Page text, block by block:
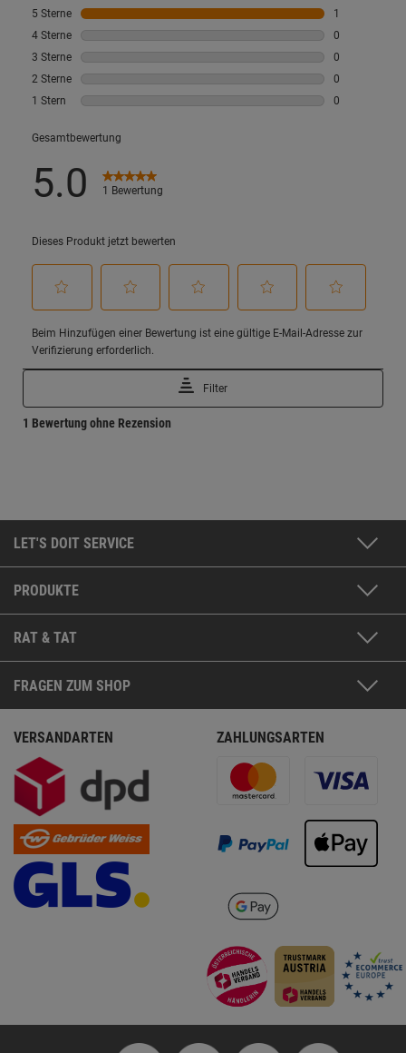
LET'S DOIT SERVICE
PRODUKTE
RAT & TAT
FRAGEN ZUM SHOP
VERSANDARTEN ZAHLUNGSARTEN